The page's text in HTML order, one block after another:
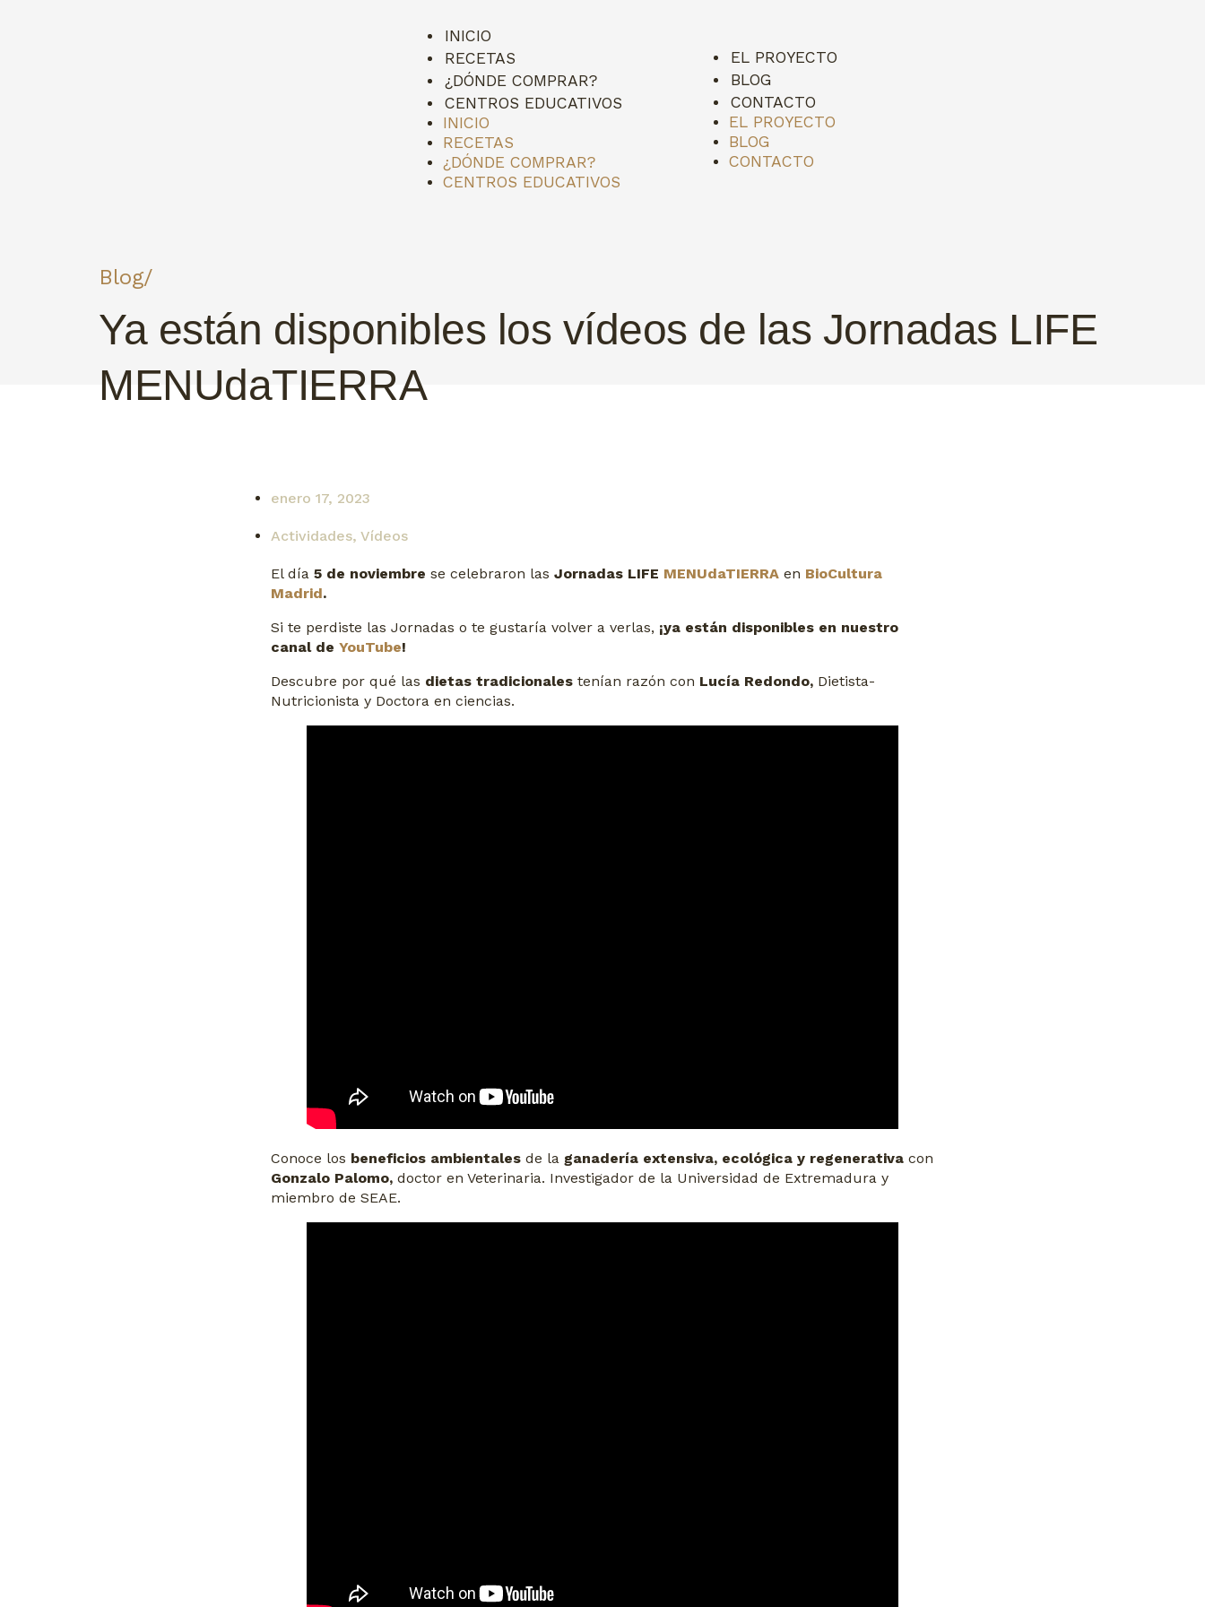
INICIO
RECETAS
¿DÓNDE COMPRAR?
CENTROS EDUCATIVOS
INICIO
RECETAS
¿DÓNDE COMPRAR?
CENTROS EDUCATIVOS
EL PROYECTO
BLOG
CONTACTO
EL PROYECTO
BLOG
CONTACTO
Blog/
Ya están disponibles los vídeos de las Jornadas LIFE
MENUdaTIERRA
enero 17, 2023
Actividades, Vídeos
El día 5 de noviembre se celebraron las Jornadas LIFE MENUdaTIERRAen BioCultura
Madrid.
Si te perdiste las Jornadas o te gustaría volver a verlas,¡ya están disponibles en nuestro
canal de YouTube!
Descubre por qué las dietas tradicionalestenían razón con Lucía Redondo,Dietista-
Nutricionista y Doctora en ciencias.
Conoce los beneficios ambientalesde la ganadería extensiva, ecológica y regenerativacon
Gonzalo Palomo,doctor en Veterinaria. Investigador de la Universidad de Extremadura y
miembro de SEAE.